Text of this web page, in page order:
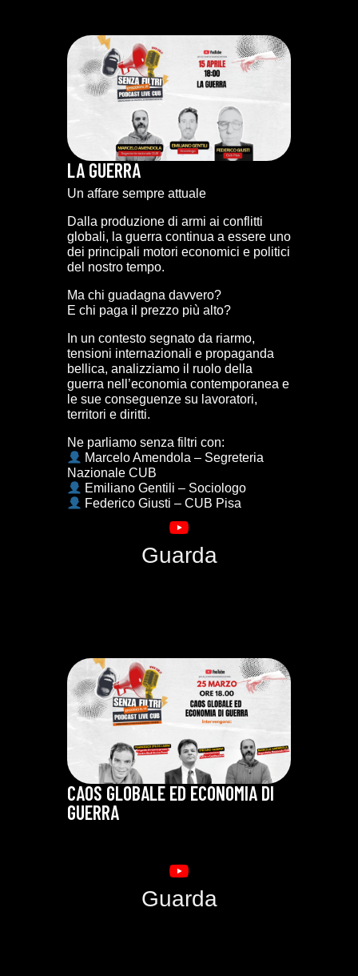
LA GUERRA
Un affare sempre attuale
Dalla produzione di armi ai conflitti
globali, la guerra continua a essere uno
dei principali motori economici e politici
del nostro tempo.
Ma chi guadagna davvero?
E chi paga il prezzo più alto?
In un contesto segnato da riarmo,
tensioni internazionali e propaganda
bellica, analizziamo il ruolo della
guerra nell’economia contemporanea e
le sue conseguenze su lavoratori,
territori e diritti.
Ne parliamo senza filtri con:
Marcelo Amendola – Segreteria
Nazionale CUB
Emiliano Gentili – Sociologo
Federico Giusti – CUB Pisa
Guarda
CAOS GLOBALE ED ECONOMIA DI
GUERRA
Guarda